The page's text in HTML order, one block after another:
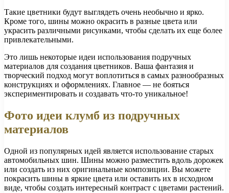
Такие цветники будут выглядеть очень необычно и ярко.
Кроме того, шины можно окрасить в разные цвета или
украсить различными рисунками, чтобы сделать их еще более
привлекательными.
Это лишь некоторые идеи использования подручных
материалов для создания цветников. Ваша фантазия и
творческий подход могут воплотиться в самых разнообразных
конструкциях и оформлениях. Главное — не бояться
экспериментировать и создавать что-то уникальное!
Фото идеи клумб из подручных
материалов
Одной из популярных идей является использование старых
автомобильных шин. Шины можно разместить вдоль дорожек
или создать из них оригинальные композиции. Вы можете
покрасить шины в яркие цвета или оставить их в исходном
виде, чтобы создать интересный контраст с цветами растений.